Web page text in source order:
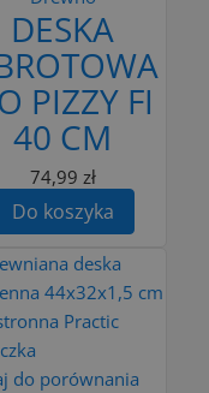
DESKA
PIZZY FI
40 CM
74,99 zł
Do koszyka
do porównania